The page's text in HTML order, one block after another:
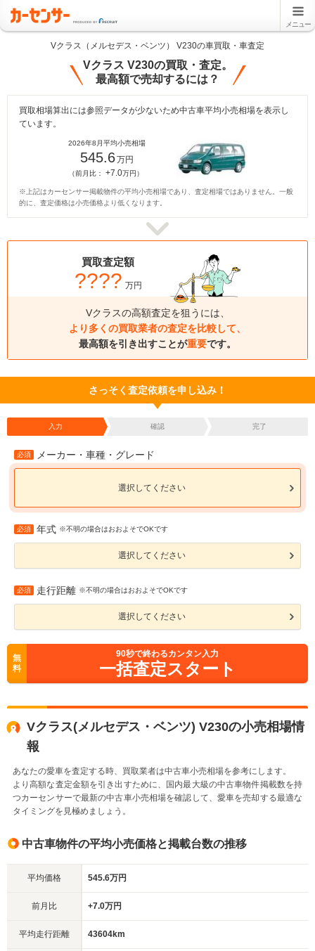
メニュー
Vクラス（メルセデス・ベンツ） V230の車買取・車査定
Vクラス V230の買取・査定。
最高額で売却するには？
買取相場算出には参照データが少ないため中古車平均小売相場を表示し
ています。
2026年8月平均小売相場
545.6万円
（前月比： +7.0万円）
※上記はカーセンサー掲載物件の平均小売相場であり、査定相場ではありません。一般
的に、査定価格は小売価格より低くなります。
買取査定額
???? 万円
Vクラスの高額査定を狙うには、
より多くの買取業者の査定を比較して、
最高額を引き出すことが重要です。
さっそく査定依頼を申し込み！
入力 確認 完了
必須 メーカー・車種・グレード
選択してください
必須 年式 ※不明の場合はおおよそでOKです
選択してください
必須 走行距離 ※不明の場合はおおよそでOKです
選択してください
無
料
90秒で終わるカンタン入力
一括査定スタート
Vクラス(メルセデス・ベンツ) V230の小売相場情
報
あなたの愛車を査定する時、買取業者は中古車小売相場を参考にします。
より高額な査定金額を引き出すために、国内最大級の中古車物件掲載数を持
つカーセンサーで最新の中古車小売相場を確認して、愛車を売却する最適な
タイミングを見極めましょう。
中古車物件の平均小売価格と掲載台数の推移
平均価格 545.6万円
前月比 +7.0万円
平均走行距離 43604km